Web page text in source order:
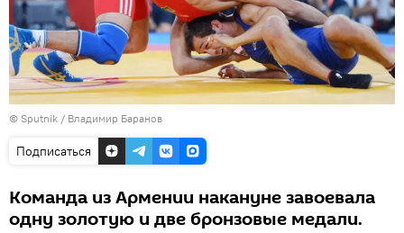
© Sputnik / Владимир Баранов
Подписаться
Команда из Армении накануне завоевала
одну золотую и две бронзовые медали.